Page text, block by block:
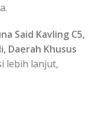
Said Kavling C5,
Daerah Khusus
lebih lanjut,